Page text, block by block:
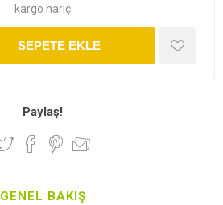
kargo hariç
SEPETE EKLE
Paylaş!
GENEL BAKIŞ